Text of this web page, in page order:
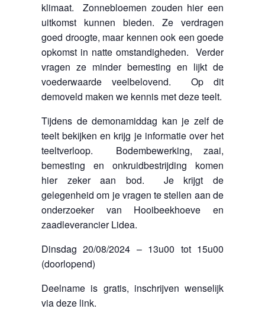
klimaat. Zonnebloemen zouden hier een
uitkomst kunnen bieden. Ze verdragen
goed droogte, maar kennen ook een goede
opkomst in natte omstandigheden. Verder
vragen ze minder bemesting en lijkt de
voederwaarde veelbelovend. Op dit
demoveld maken we kennis met deze teelt.
Tijdens de demonamiddag kan je zelf de
teelt bekijken en krijg je informatie over het
teeltverloop. Bodembewerking, zaai,
bemesting en onkruidbestrijding komen
hier zeker aan bod. Je krijgt de
gelegenheid om je vragen te stellen aan de
onderzoeker van Hooibeekhoeve en
zaadleverancier Lidea.
Dinsdag 20/08/2024 – 13u00 tot 15u00
(doorlopend)
Deelname is gratis, inschrijven wenselijk
via deze link.